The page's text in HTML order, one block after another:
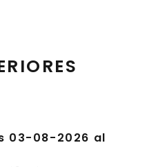
03-08-2026 al